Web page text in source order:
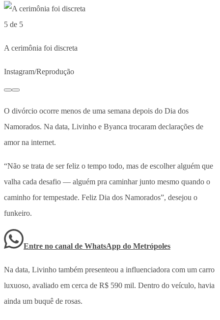
5 de 5
A cerimônia foi discreta
Instagram/Reprodução
O divórcio ocorre menos de uma semana depois do Dia dos
Namorados. Na data, Livinho e Byanca trocaram declarações de
amor na internet.
“Não se trata de ser feliz o tempo todo, mas de escolher alguém que
valha cada desafio — alguém pra caminhar junto mesmo quando o
caminho for tempestade. Feliz Dia dos Namorados”, desejou o
funkeiro.
Entre no canal de WhatsApp do Metrópoles
Na data, Livinho também presenteou a influenciadora com um carro
luxuoso, avaliado em cerca de R$ 590 mil. Dentro do veículo, havia
ainda um buquê de rosas.